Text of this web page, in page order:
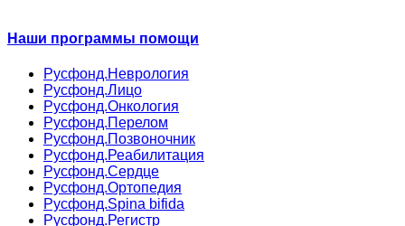
Наши программы помощи
Русфонд.Неврология
Русфонд.Лицо
Русфонд.Онкология
Русфонд.Перелом
Русфонд.Позвоночник
Русфонд.Реабилитация
Русфонд.Сердце
Русфонд.Ортопедия
Русфонд.Spina bifida
Русфонд.Регистр